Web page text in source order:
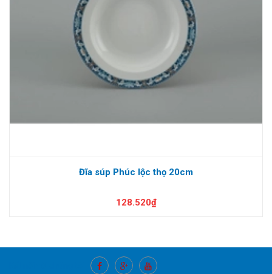
Đĩa súp Phúc lộc thọ 20cm
128.520₫